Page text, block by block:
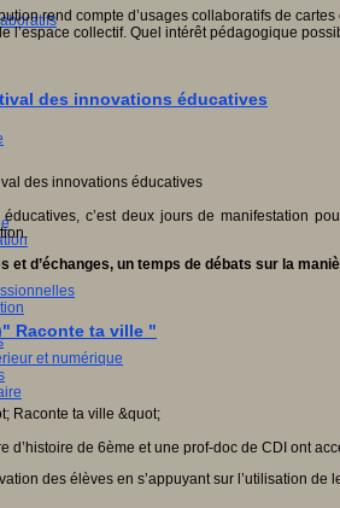
et numérique
rend compte d’usages collaboratifs de
l’espace collectif. Quel intérêt pédagogique
des innovations éducatives
c’est deux jours de manifestation
et d’échanges, un temps de débats sur la
Raconte ta ville "
d’histoire de 6ème et une prof-doc de CDI ont
des élèves en s’appuyant sur l’utilisation